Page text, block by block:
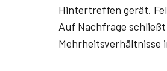
Hintertreffen gerät.
Auf Nachfrage
Mehrheitsverhältnisse